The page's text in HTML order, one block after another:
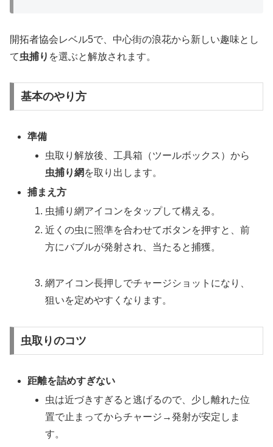
開拓者協会レベル5で、中心街の浪花から新しい趣味とし
て虫捕り を選ぶと解放されます。
基本のやり方
準備
虫取り解放後、工具箱（ツールボックス）から
虫捕り網 を取り出します。
捕まえ方
虫捕り網アイコンをタップして構える。
近くの虫に照準を合わせてボタンを押すと、前
方にバブルが発射され、当たると捕獲。
網アイコン長押しでチャージショットになり、
狙いを定めやすくなります。
虫取りのコツ
距離を詰めすぎない
虫は近づきすぎると逃げるので、少し離れた位
置で止まってからチャージ→発射が安定しま
す。